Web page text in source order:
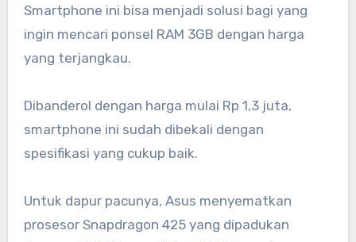
Smartphone ini bisa menjadi solusi bagi yang
ingin mencari ponsel RAM 3GB dengan harga
yang terjangkau.
Dibanderol dengan harga mulai Rp 1,3 juta,
smartphone ini sudah dibekali dengan
spesifikasi yang cukup baik.
Untuk dapur pacunya, Asus menyematkan
prosesor Snapdragon 425 yang dipadukan